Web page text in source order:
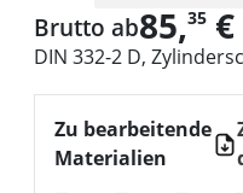
Brutto ab85,35 €
DIN 332-2 D,
Zu bearbeitende
Materialien